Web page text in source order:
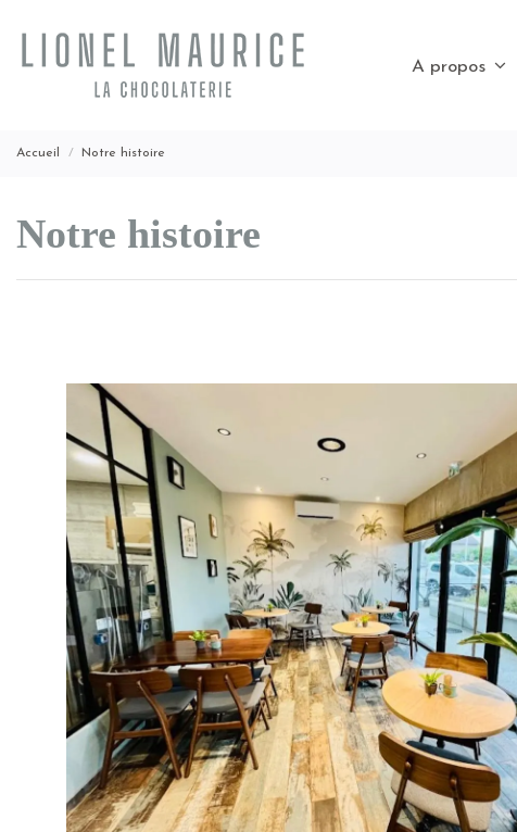
A propos
Accueil Notre histoire
Notre histoire